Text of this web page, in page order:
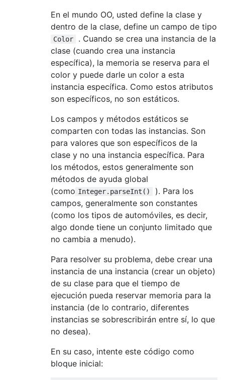
En el mundo OO, usted define la clase y
dentro de la clase, define un campo de tipo
Color
. Cuando se crea una instancia de la
clase (cuando crea una instancia
específica), la memoria se reserva para el
color y puede darle un color a esta
instancia específica. Como estos atributos
son específicos, no son estáticos.
Los campos y métodos estáticos se
comparten con todas las instancias. Son
para valores que son específicos de la
clase y no una instancia específica. Para
los métodos, estos generalmente son
métodos de ayuda global
(como Integer.parseInt()
). Para los
campos, generalmente son constantes
(como los tipos de automóviles, es decir,
algo donde tiene un conjunto limitado que
no cambia a menudo).
Para resolver su problema, debe crear una
instancia de una instancia (crear un objeto)
de su clase para que el tiempo de
ejecución pueda reservar memoria para la
instancia (de lo contrario, diferentes
instancias se sobrescribirán entre sí, lo que
no desea).
En su caso, intente este código como
bloque inicial: